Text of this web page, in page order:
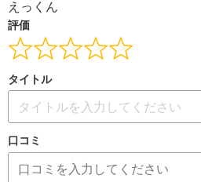
えっくん
評価
タイトル
口コミ